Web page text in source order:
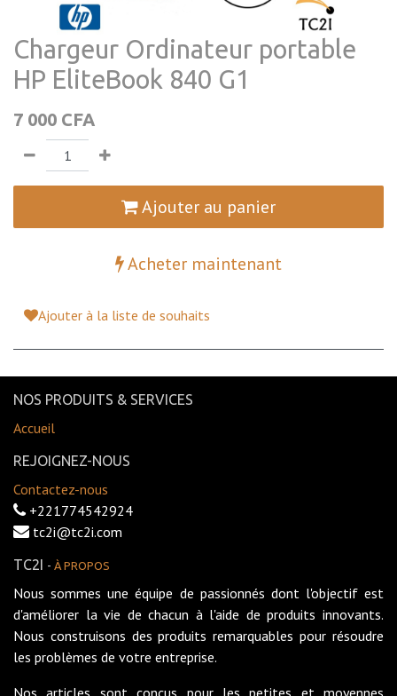
Chargeur Ordinateur portable
HP EliteBook 840 G1
7 000 CFA
Ajouter au panier
Acheter maintenant
Ajouter à la liste de souhaits
NOS PRODUITS & SERVICES
Accueil
REJOIGNEZ-NOUS
Contactez-nous
+221774542924
tc2i@tc2i.com
TC2I - À PROPOS
Nous sommes une équipe de passionnés dont l'objectif est
d'améliorer la vie de chacun à l'aide de produits innovants.
Nous construisons des produits remarquables pour résoudre
les problèmes de votre entreprise.
Nos articles sont conçus pour les petites et moyennes